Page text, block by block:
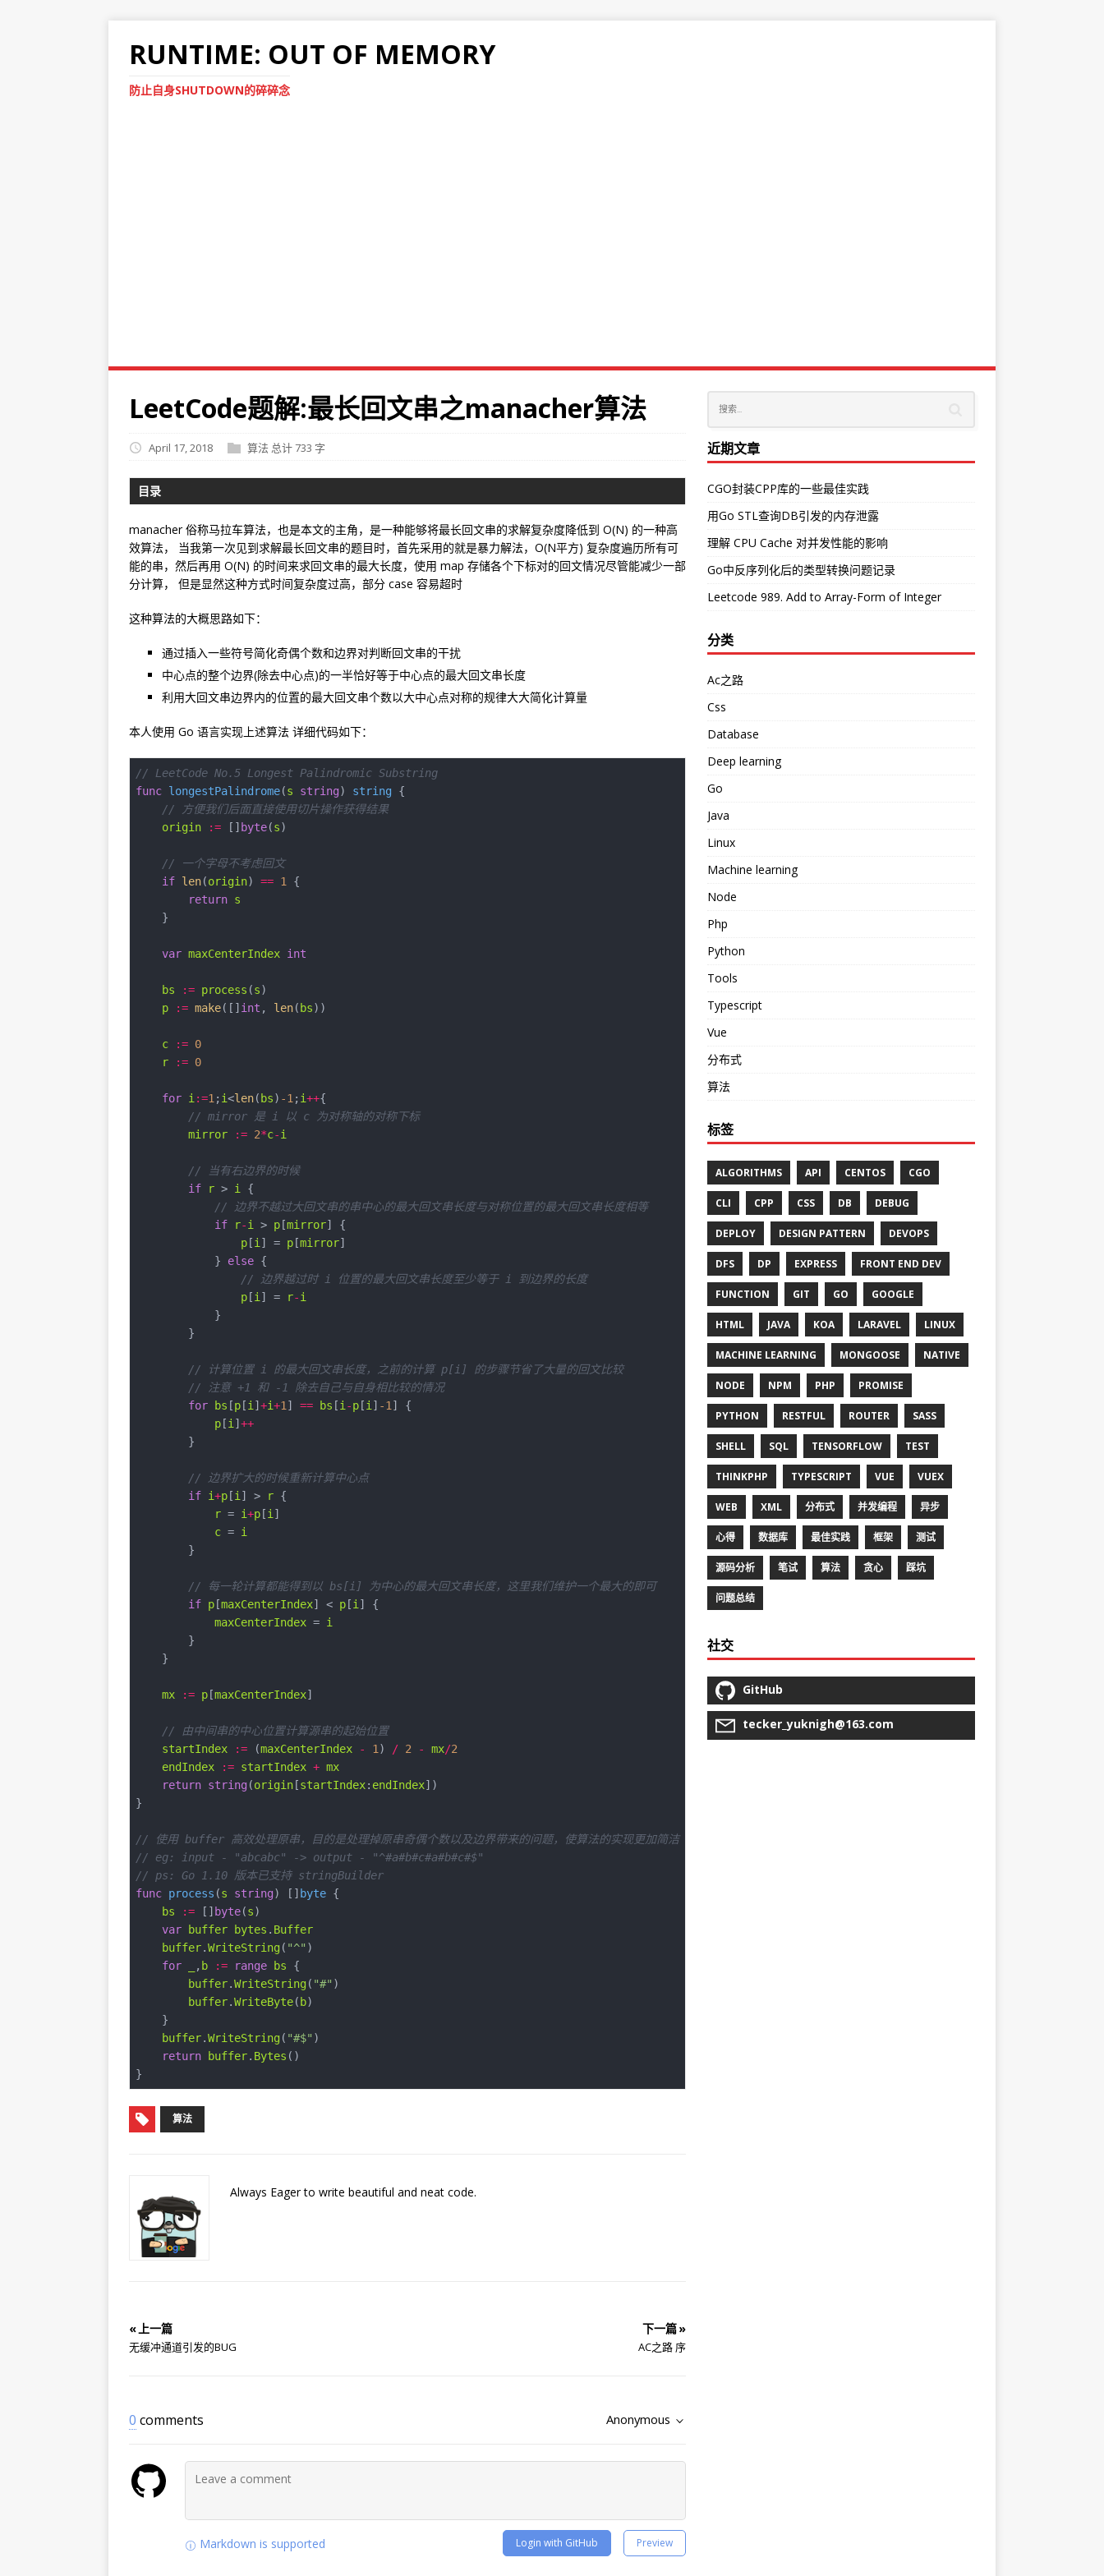
RUNTIME: OUT OF MEMORY
防止自身SHUTDOWN的碎碎念
LeetCode题解:最长回文串之manacher算法
April 17, 2018 算法 总计 733 字
目录
manacher 俗称马拉车算法，也是本文的主角，是一种能够将最长回文串的求解复杂度降低到 O(N) 的一种高
效算法， 当我第一次见到求解最长回文串的题目时，首先采用的就是暴力解法，O(N平方) 复杂度遍历所有可
能的串，然后再用 O(N) 的时间来求回文串的最大长度，使用 map 存储各个下标对的回文情况尽管能减少一部
分计算， 但是显然这种方式时间复杂度过高，部分 case 容易超时
这种算法的大概思路如下：
通过插入一些符号简化奇偶个数和边界对判断回文串的干扰
中心点的整个边界(除去中心点)的一半恰好等于中心点的最大回文串长度
利用大回文串边界内的位置的最大回文串个数以大中心点对称的规律大大简化计算量
本人使用 Go 语言实现上述算法 详细代码如下：
// LeetCode No.5 Longest Palindromic Substring
func longestPalindrome(s string) string
// 方便我们后面直接使用切片操作获得结果
origin
:= []byte(s
// 一个字母不考虑回文
if len(origin) == 1
return s
var maxCenterIndex int
bs := process (s
p
:= make([]int , len(bs
c := 0
r
:= 0
for i :=1 ; i<len(bs) -1 ; i++
// mirror 是 i 以 c 为对称轴的对称下标
mirror
:= 2*c-i
// 当有右边界的时候
if
r > i
// 边界不越过大回文串的串中心的最大回文串长度与对称位置的最大回文串长度相等
if
r-i > p[mirror
p[i ] = p[mirror
            }
else
// 边界越过时 i 位置的最大回文串长度至少等于 i 到边界的长度
p[i ] = r-i
// 计算位置 i 的最大回文串长度，之前的计算 p[i] 的步骤节省了大量的回文比较
// 注意 +1 和 -1 除去自己与自身相比较的情况
for bs [p[i ]+i+1 ] == bs [i -p[i ] -1
p[i ]++
// 边界扩大的时候重新计算中心点
if i+p[i ] > r
r = i+p[i
c = i
// 每一轮计算都能得到以 bs[i] 为中心的最大回文串长度，这里我们维护一个最大的即可
if p[maxCenterIndex] < p[i
maxCenterIndex = i
mx := p[maxCenterIndex
// 由中间串的中心位置计算源串的起始位置
startIndex
:= (maxCenterIndex - 1 ) / 2 - mx/2
endIndex
:= startIndex + mx
return string (origin[startIndex: endIndex
// 使用 buffer 高效处理原串，目的是处理掉原串奇偶个数以及边界带来的问题，使算法的实现更加简洁
// eg: input - "abcabc" -> output - "^#a#b#c#a#b#c#$"
// ps: Go 1.10 版本已支持 stringBuilder
func process (s string) []byte
bs
:= []byte(s
var buffer bytes . Buffer
buffer.WriteString ( "^"
for
, b := range bs
buffer.WriteString ( "#"
buffer.WriteByte(b
buffer.WriteString ( "#$"
return buffer. Bytes
算法
Always Eager to write beautiful and neat code.
« 上一篇
无缓冲通道引发的BUG
下一篇 »
AC之路 序
0 comments Anonymous
Markdown is supported Preview
Login with GitHub
近期文章
CGO封装CPP库的一些最佳实践
用Go STL查询DB引发的内存泄露
理解 CPU Cache 对并发性能的影响
Go中反序列化后的类型转换问题记录
Leetcode 989. Add to Array-Form of Integer
分类
Ac之路
Css
Database
Deep learning
Go
Java
Linux
Machine learning
Node
Php
Python
Tools
Typescript
Vue
分布式
算法
标签
ALGORITHMS API CENTOS CGO
CLI CPP CSS DB DEBUG
DEPLOY DESIGN PATTERN DEVOPS
DFS DP EXPRESS FRONT END DEV
FUNCTION GIT GO GOOGLE
HTML JAVA KOA LARAVEL LINUX
MACHINE LEARNING MONGOOSE NATIVE
NODE NPM PHP PROMISE
PYTHON RESTFUL ROUTER SASS
SHELL SQL TENSORFLOW TEST
THINKPHP TYPESCRIPT VUE VUEX
WEB XML 分布式 并发编程 异步
心得 数据库 最佳实践 框架 测试
源码分析 笔试 算法 贪心 踩坑
问题总结
社交
GitHub
tecker_yuknigh@163.com